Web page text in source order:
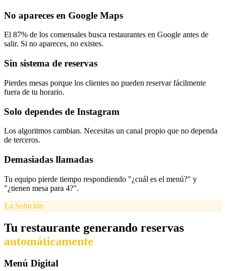
No apareces en Google Maps
El 87% de los comensales busca restaurantes en Google antes de
salir. Si no apareces, no existes.
Sin sistema de reservas
Pierdes mesas porque los clientes no pueden reservar fácilmente
fuera de tu horario.
Solo dependes de Instagram
Los algoritmos cambian. Necesitas un canal propio que no dependa
de terceros.
Demasiadas llamadas
Tu equipo pierde tiempo respondiendo "¿cuál es el menú?" y
"¿tienen mesa para 4?".
La Solución
Tu restaurante generando reservas
automáticamente
Menú Digital